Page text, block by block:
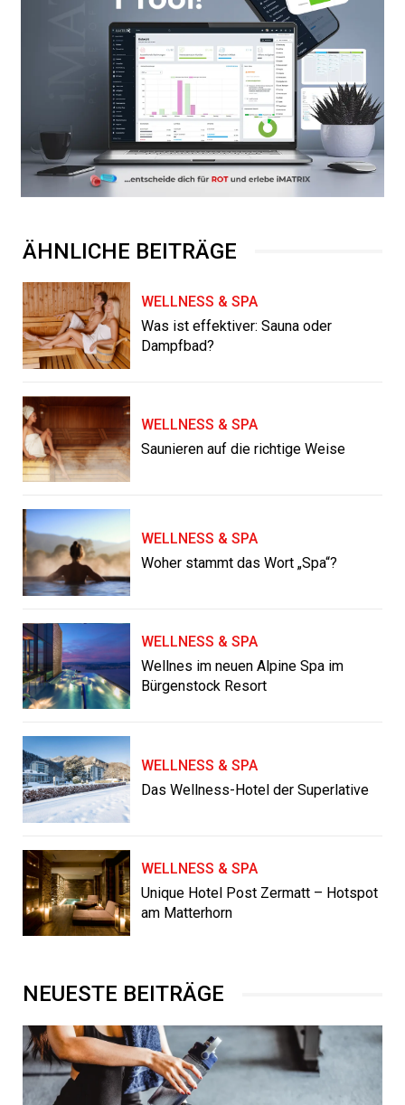
ÄHNLICHE BEITRÄGE
WELLNESS & SPA
Was ist effektiver: Sauna oder
Dampfbad?
WELLNESS & SPA
Saunieren auf die richtige Weise
WELLNESS & SPA
Woher stammt das Wort „Spa“?
WELLNESS & SPA
Wellnes im neuen Alpine Spa im
Bürgenstock Resort
WELLNESS & SPA
Das Wellness-Hotel der Superlative
WELLNESS & SPA
Unique Hotel Post Zermatt – Hotspot
am Matterhorn
NEUESTE BEITRÄGE